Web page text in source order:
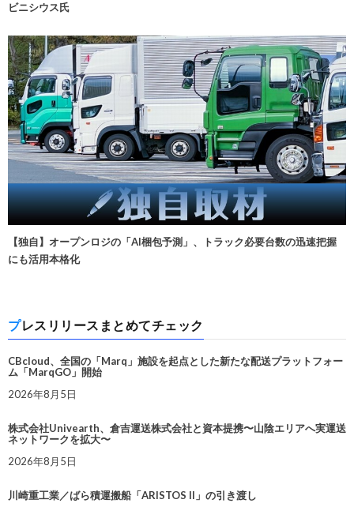
ビニシウス氏
【独自】オープンロジの「AI梱包予測」、トラック必要台数の迅速把握
にも活用本格化
プレスリリースまとめてチェック
CBcloud、全国の「Marq」施設を起点とした新たな配送プラットフォー
ム「MarqGO」開始
2026年8月5日
株式会社Univearth、倉吉運送株式会社と資本提携〜山陰エリアへ実運送
ネットワークを拡大〜
2026年8月5日
川崎重工業／ばら積運搬船「ARISTOS II」の引き渡し